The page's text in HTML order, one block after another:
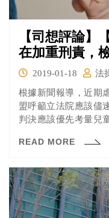
【司想評論】
在加重刑責，
2019-01-18
法
根據新聞報導，近期
盟呼籲立法院應該儘
判決應該優先考量兒
會期待，立法院應該
想法有落差，導致人
義。
READ MORE